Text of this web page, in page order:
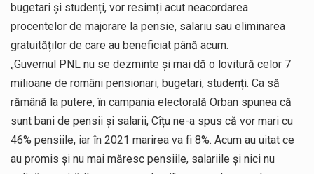
bugetari și studenți, vor resimți acut neacordarea
procentelor de majorare la pensie, salariu sau eliminarea
gratuităților de care au beneficiat până acum.
„Guvernul PNL nu se dezminte și mai dă o lovitură celor 7
milioane de români pensionari, bugetari, studenți. Ca să
rămână la putere, în campania electorală Orban spunea că
sunt bani de pensii și salarii, Cîțu ne-a spus că vor mari cu
46% pensiile, iar în 2021 marirea va fi 8%. Acum au uitat ce
au promis și nu mai măresc pensiile, salariile și nici nu